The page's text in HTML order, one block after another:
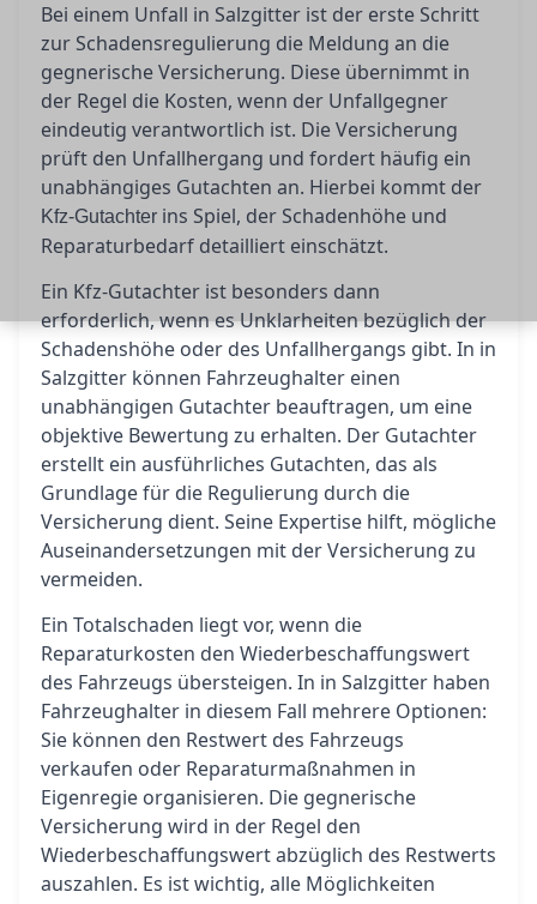
Bei einem Unfall in Salzgitter ist der erste Schritt
zur Schadensregulierung die Meldung an die
gegnerische Versicherung. Diese übernimmt in
der Regel die Kosten, wenn der Unfallgegner
eindeutig verantwortlich ist. Die Versicherung
prüft den Unfallhergang und fordert häufig ein
unabhängiges Gutachten an. Hierbei kommt der
Kfz-Gutachter ins Spiel, der Schadenhöhe und
Reparaturbedarf detailliert einschätzt.
Ein Kfz-Gutachter ist besonders dann
erforderlich, wenn es Unklarheiten bezüglich der
Schadenshöhe oder des Unfallhergangs gibt. In in
Salzgitter können Fahrzeughalter einen
unabhängigen Gutachter beauftragen, um eine
objektive Bewertung zu erhalten. Der Gutachter
erstellt ein ausführliches Gutachten, das als
Grundlage für die Regulierung durch die
Versicherung dient. Seine Expertise hilft, mögliche
Auseinandersetzungen mit der Versicherung zu
vermeiden.
Ein Totalschaden liegt vor, wenn die
Reparaturkosten den Wiederbeschaffungswert
des Fahrzeugs übersteigen. In in Salzgitter haben
Fahrzeughalter in diesem Fall mehrere Optionen:
Sie können den Restwert des Fahrzeugs
verkaufen oder Reparaturmaßnahmen in
Eigenregie organisieren. Die gegnerische
Versicherung wird in der Regel den
Wiederbeschaffungswert abzüglich des Restwerts
auszahlen. Es ist wichtig, alle Möglichkeiten